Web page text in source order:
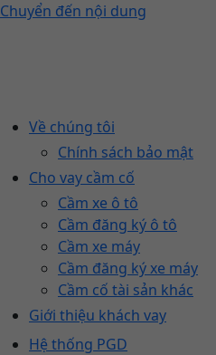
Chuyển đến nội dung
Về chúng tôi
Chính sách bảo mật
Cho vay cầm cố
Cầm xe ô tô
Cầm đăng ký ô tô
Cầm xe máy
Cầm đăng ký xe máy
Cầm cố tài sản khác
Giới thiệu khách vay
Hệ thống PGD